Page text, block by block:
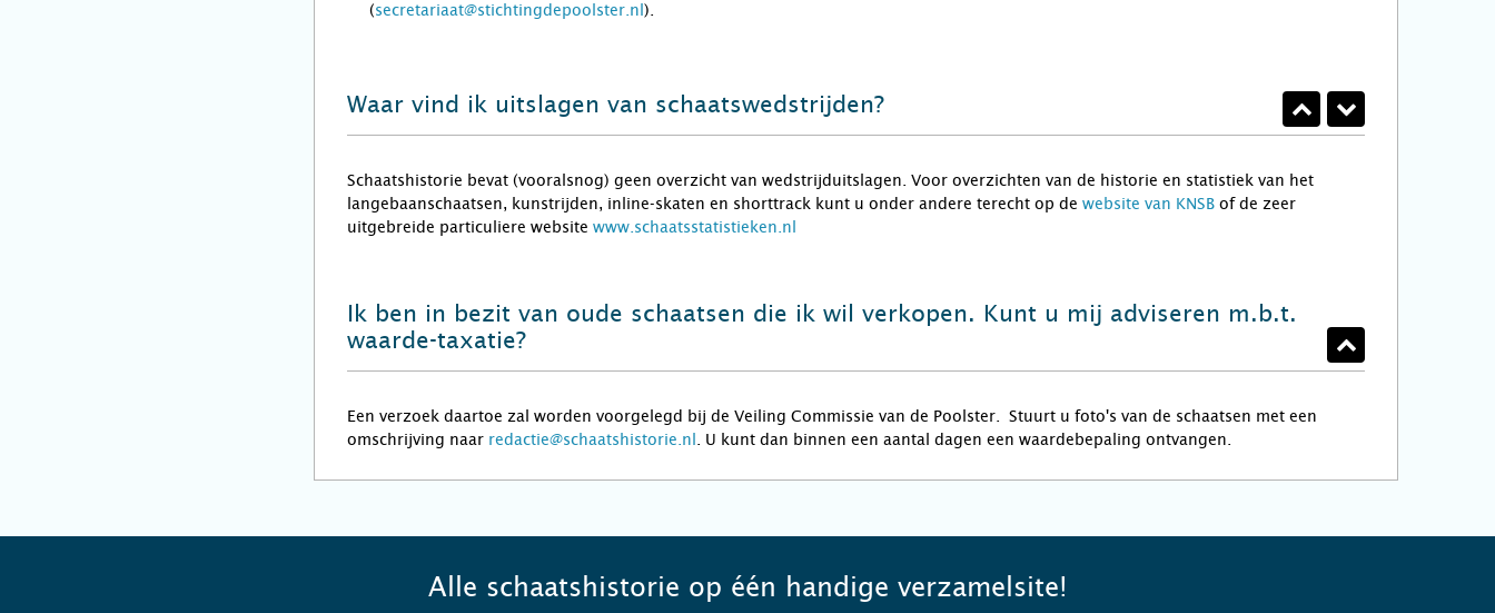
(secretariaat@stichtingdepoolster.nl ).
Waar vind ik uitslagen van schaatswedstrijden?
Schaatshistorie bevat (vooralsnog) geen overzicht van wedstrijduitslagen. Voor overzichten van de historie en statistiek van het
langebaanschaatsen, kunstrijden, inline-skaten en shorttrack kunt u onder andere terecht op de website van KNSB of de zeer
uitgebreide particuliere website www.schaatsstatistieken.nl
Ik ben in bezit van oude schaatsen die ik wil verkopen. Kunt u mij adviseren m.b.t.
waarde-taxatie?
Een verzoek daartoe zal worden voorgelegd bij de Veiling Commissie van de Poolster. Stuurt u foto's van de schaatsen met een
omschrijving naar redactie@schaatshistorie.nl . U kunt dan binnen een aantal dagen een waardebepaling ontvangen.
Alle schaatshistorie op één handige verzamelsite!